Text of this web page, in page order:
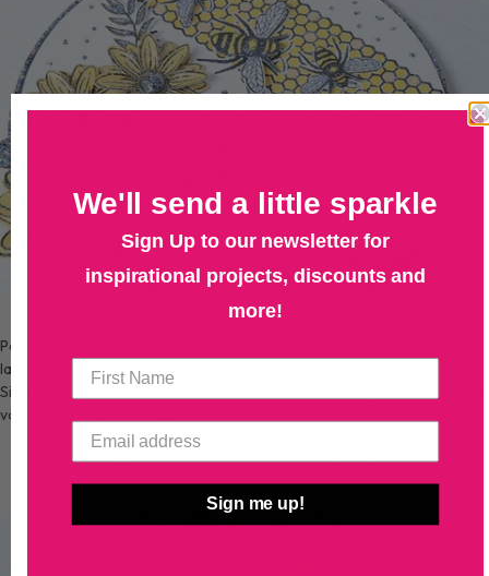
Pourquoi ne pas essayer de créer cette fabuleuse carte de chevalet à
la maison ! C'est une carte vraiment spectaculaire, alors merci Glynis !
Si vous suivez les instructions pour réaliser cette carte, nous aimerions
voir ce que vous créez dans le
Restez en sécurité et bon bricolage !
We'll send a little sparkle
Sign Up to our newsletter for
inspirational projects, discounts and
more!
Sign me up!